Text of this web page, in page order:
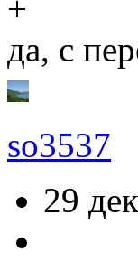
да, с
so3537
29